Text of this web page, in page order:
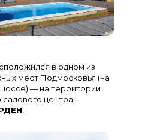
в одном из
мест Подмосковья (на
— на территории
садового центра
и